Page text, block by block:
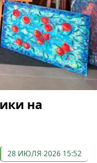
на
28 ИЮЛЯ 2026 15:52